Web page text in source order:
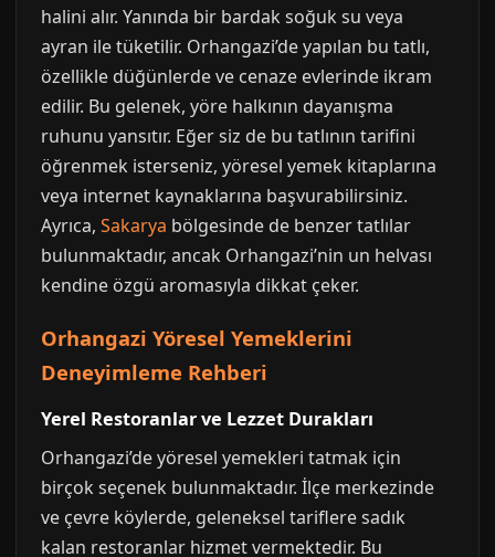
halini alır. Yanında bir bardak soğuk su veya
ayran ile tüketilir. Orhangazi’de yapılan bu tatlı,
özellikle düğünlerde ve cenaze evlerinde ikram
edilir. Bu gelenek, yöre halkının dayanışma
ruhunu yansıtır. Eğer siz de bu tatlının tarifini
öğrenmek isterseniz, yöresel yemek kitaplarına
veya internet kaynaklarına başvurabilirsiniz.
Ayrıca, Sakarya bölgesinde de benzer tatlılar
bulunmaktadır, ancak Orhangazi’nin un helvası
kendine özgü aromasıyla dikkat çeker.
Orhangazi Yöresel Yemeklerini
Deneyimleme Rehberi
Yerel Restoranlar ve Lezzet Durakları
Orhangazi’de yöresel yemekleri tatmak için
birçok seçenek bulunmaktadır. İlçe merkezinde
ve çevre köylerde, geleneksel tariflere sadık
kalan restoranlar hizmet vermektedir. Bu